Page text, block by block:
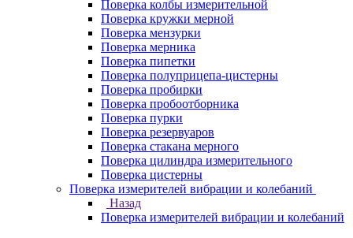
Поверка колбы измерительной
Поверка кружки мерной
Поверка мензурки
Поверка мерника
Поверка пипетки
Поверка полуприцепа-цистерны
Поверка пробирки
Поверка пробоотборника
Поверка пурки
Поверка резервуаров
Поверка стакана мерного
Поверка цилиндра измерительного
Поверка цистерны
Поверка измерителей вибрации и колебаний
Назад
Поверка измерителей вибрации и колебаний